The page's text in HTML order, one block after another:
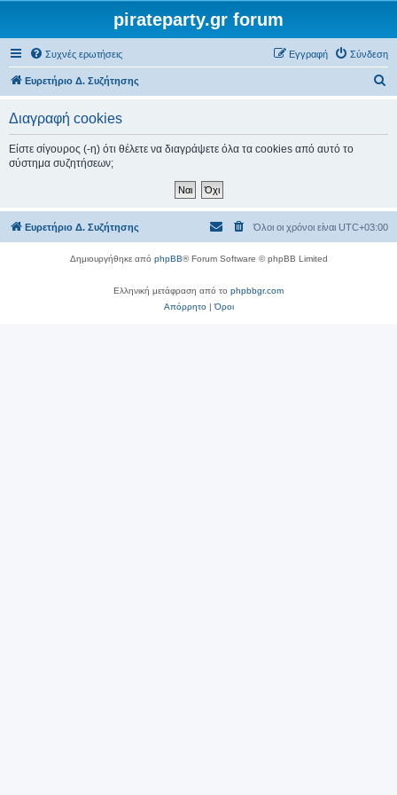
pirateparty.gr forum
Συχνές ερωτήσεις Σύνδεση
Εγγραφή
Ευρετήριο Δ. Συζήτησης
σ
Διαγραφή cookies
Είστε σίγουρος (-η) ότι θέλετε να διαγράψετε όλα τα cookies από αυτό το
σύστημα συζητήσεων;
Ευρετήριο Δ. Συζήτησης Όλοι οι χρόνοι είναι UTC+03:00
Δημιουργήθηκε από phpBB® Forum Software © phpBB Limited
Ελληνική μετάφραση από το phpbbgr.com
Απόρρητο|Όροι